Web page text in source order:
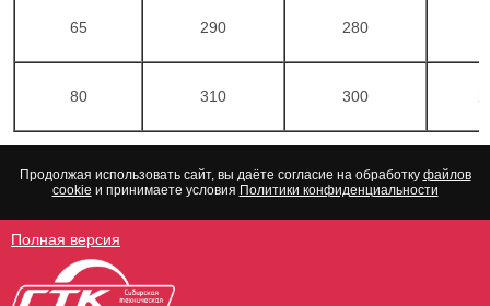
65 290 280
80 310 300
Продолжая использовать сайт, вы даёте согласие на обработку файлов
cookie и принимаете условия Политики конфиденциальности
Полная версия